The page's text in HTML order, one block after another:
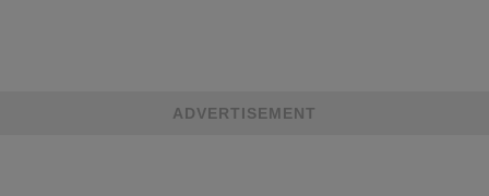
ADVERTISEMENT